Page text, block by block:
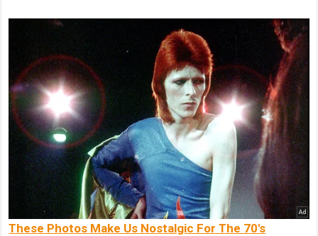
These Photos Make Us Nostalgic For The 70's